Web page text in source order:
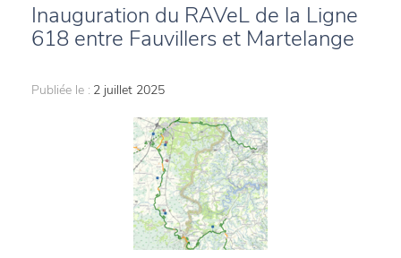
Inauguration du RAVeL de la Ligne
618 entre Fauvillers et Martelange
Publiée le : 2 juillet 2025